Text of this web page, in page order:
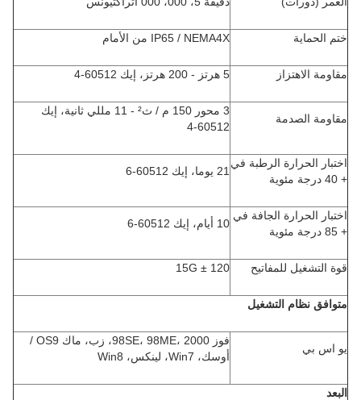
ختم الحماية IP65 / NEMA4X من الأمام
مقاومة الاهتزاز 5 هرتز - 200 هرتز، إيك 60512-4
مقاومة الصدمة
3 محور 150 م / ث² - 11 مللي ثانية، إيك
60512-4
اختبار الحرارة الرطبة في
+ 40 درجة مئوية
21 يوما، إيك 60512-6
اختبار الحرارة الجافة في
+ 85 درجة مئوية
10 أيام، إيك 60512-6
قوة التشغیل للمفاتیح 120 ± 15G
متوافق نظام التشغيل
يو اس بي
فوز 98SE، 98ME، 2000، زب، ماك OS9 /
أوسك، Win7، لينكس، Win8
البعد